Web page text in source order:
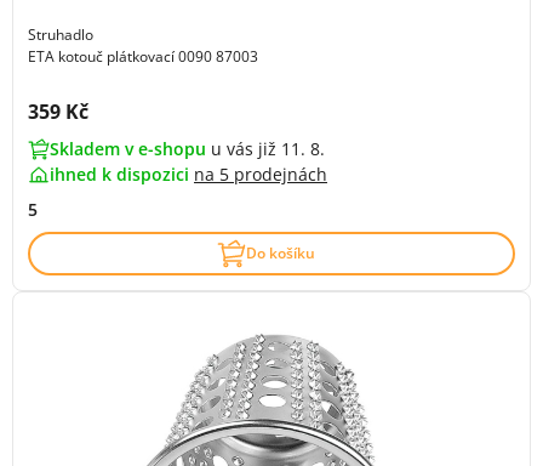
Struhadlo
ETA kotouč plátkovací 0090 87003
Cena s DPH:
359 Kč
Skladem v e-shopu u vás již 11. 8.
ihned k dispozici na 5 prodejnách
5
Do košíku